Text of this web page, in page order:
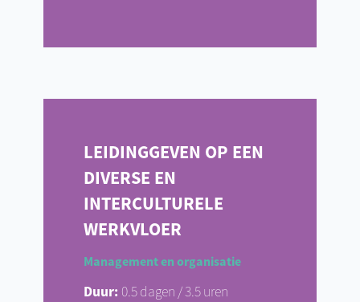
LEIDINGGEVEN OP EEN
DIVERSE EN
INTERCULTURELE
WERKVLOER
Management en organisatie
Duur: 0.5 dagen / 3.5 uren